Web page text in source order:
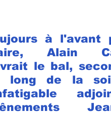
à l'avant
Alain
le bal,
long de la